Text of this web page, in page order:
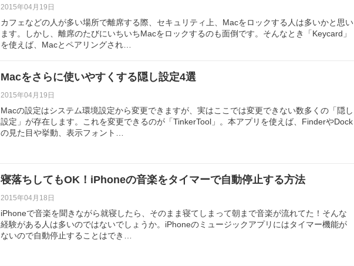
2015年04月19日
カフェなどの人が多い場所で離席する際、セキュリティ上、Macをロックする人は多いかと思い
ます。しかし、離席のたびにいちいちMacをロックするのも面倒です。そんなとき「Keycard」
を使えば、Macとペアリングされ…
Macをさらに使いやすくする隠し設定4選
2015年04月19日
Macの設定はシステム環境設定から変更できますが、実はここでは変更できない数多くの「隠し
設定」が存在します。これを変更できるのが「TinkerTool」。本アプリを使えば、FinderやDock
の見た目や挙動、表示フォント…
寝落ちしてもOK！iPhoneの音楽をタイマーで自動停止する方法
2015年04月18日
iPhoneで音楽を聞きながら就寝したら、そのまま寝てしまって朝まで音楽が流れてた！そんな
経験がある人は多いのではないでしょうか。iPhoneのミュージックアプリにはタイマー機能が
ないので自動停止することはでき…